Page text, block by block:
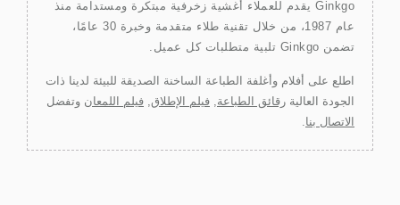
Ginkgo يقدم للعملاء أغشية زخرفية مبتكرة ومستدامة منذ
عام 1987، من خلال تقنية طلاء متقدمة وخبرة 30 عامًا،
تضمن Ginkgo تلبية متطلبات كل عميل.
اطلع على أفلام وأغلفة الطباعة الساخنة الصديقة للبيئة لدينا ذات
الجودة العالية رقائق الطباعة, فيلم الإطلاق, فيلم اللمعان وتفضل
الاتصال بنا.